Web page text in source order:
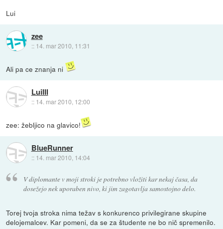
Lui
zee
:: 14. mar 2010, 11:31
Ali pa ce znanja ni
LuiIII
:: 14. mar 2010, 12:00
zee: žebljico na glavico!
BlueRunner
:: 14. mar 2010, 14:04
V diplomante v moji stroki je potrebno vložiti kar nekaj časa, da
dosežejo nek uporaben nivo, ki jim zagotavlja samostojno delo.
Torej tvoja stroka nima težav s konkurenco privilegirane skupine
delojemalcev. Kar pomeni, da se za študente ne bo nič spremenilo.